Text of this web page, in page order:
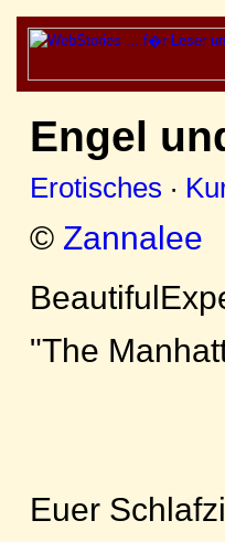
Engel
Erotisches ·
© Zannalee
"The
Euer